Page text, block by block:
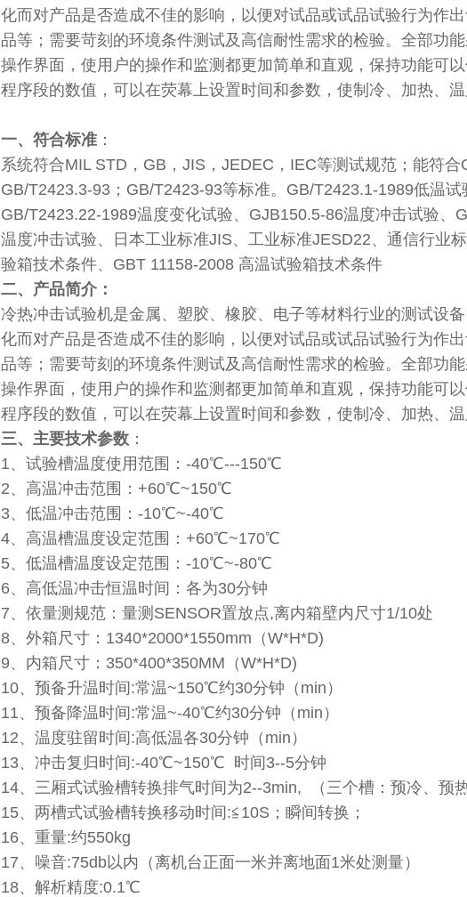
化而对产品是否造成不佳的影响，以便对试品或试品试验行为作
品等；需要苛刻的环境条件测试及高信耐性需求的检验。全部功
操作界面，使用户的操作和监测都更加简单和直观，保持功能可
程序段的数值，可以在荧幕上设置时间和参数，使制冷、加热、
一、符合标准 ：
系统符合MIL STD，GB，JIS，JEDEC，IEC等测试规范；能符
GB/T2423.3-93；GB/T2423-93等标准。GB/T2423.1-1989低温试
GB/T2423.22-1989温度变化试验、GJB150.5-86温度冲击试验、
温度冲击试验、日本工业标准JIS、工业标准JESD22、通信行业
验箱技术条件、GBT 11158-2008 高温试验箱技术条件
二、产品简介：
冷热冲击试验机是金属、塑胶、橡胶、电子等材料行业的测试设
化而对产品是否造成不佳的影响，以便对试品或试品试验行为作
品等；需要苛刻的环境条件测试及高信耐性需求的检验。全部功
操作界面，使用户的操作和监测都更加简单和直观，保持功能可
程序段的数值，可以在荧幕上设置时间和参数，使制冷、加热、
三、主要技术参数 ：
1、试验槽温度使用范围：-40℃---150℃
2、高温冲击范围：+60℃~150℃
3、低温冲击范围：-10℃~-40℃
4、高温槽温度设定范围：+60℃~170℃
5、低温槽温度设定范围：-10℃~-80℃
6、高低温冲击恒温时间：各为30分钟
7、依量测规范：量测SENSOR置放点,离内箱壁内尺寸1/10处
8、外箱尺寸：1340*2000*1550mm（W*H*D)
9、内箱尺寸：350*400*350MM（W*H*D)
10、预备升温时间:常温~150℃约30分钟（min）
11、预备降温时间:常温~-40℃约30分钟（min）
12、温度驻留时间:高低温各30分钟（min）
13、冲击复归时间:-40℃~150℃ 时间3--5分钟
14、三厢式试验槽转换排气时间为2--3min, （三个槽：预冷、预
15、两槽式试验槽转换移动时间:≦10S；瞬间转换；
16、重量:约550kg
17、噪音:75db以内（离机台正面一米并离地面1米处测量）
18、解析精度:0.1℃